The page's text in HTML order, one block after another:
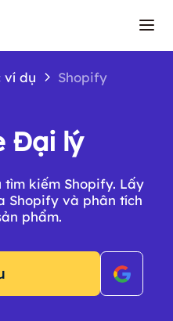
ví dụ Shopify
Đại lý
kiếm Shopify. Lấy
Shopify và phân tích
phẩm.